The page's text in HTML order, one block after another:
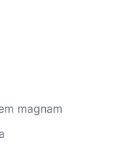
magnam